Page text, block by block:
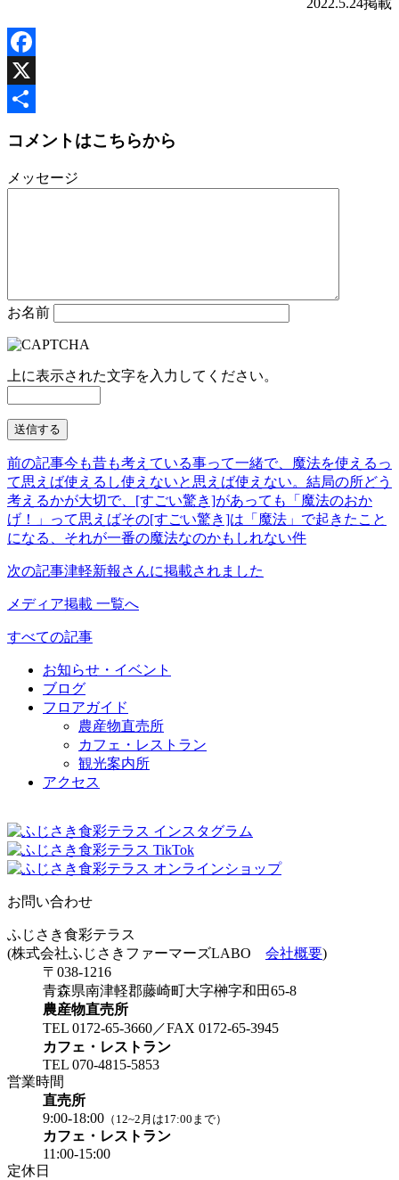
Facebook
X
コメントはこちらから
メッセージ
お名前
上に表示された文字を入力してください。
前の記事今も昔も考えている事って一緒で、魔法を使えるっ
て思えば使えるし使えないと思えば使えない。結局の所どう
考えるかが大切で、[すごい驚き]があっても「魔法のおか
げ！」って思えばその[すごい驚き]は「魔法」で起きたこと
になる、それが一番の魔法なのかもしれない件
次の記事津軽新報さんに掲載されました
メディア掲載 一覧へ
すべての記事
お知らせ・イベント
ブログ
フロアガイド
農産物直売所
カフェ・レストラン
観光案内所
アクセス
お問い合わせ
ふじさき食彩テラス
(株式会社ふじさきファーマーズLABO 会社概要)
〒038-1216
青森県南津軽郡藤崎町大字榊字和田65-8
農産物直売所
TEL 0172-65-3660／FAX 0172-65-3945
カフェ・レストラン
TEL 070-4815-5853
営業時間
直売所
9:00-18:00 （12~2月は17:00まで）
カフェ・レストラン
11:00-15:00
定休日